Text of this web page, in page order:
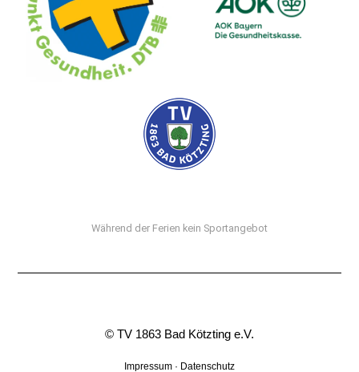
Während der Ferien kein Sportangebot
© TV 1863 Bad Kötzting e.V.
Impressum · Datenschutz